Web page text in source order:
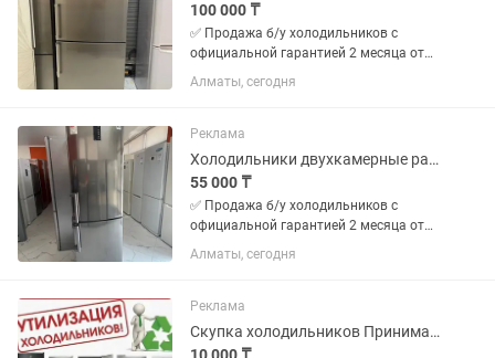
100 000 ₸
✅ Продажа б/у холодильников с
официальной гарантией 2 месяца от
магазина и мастера с более чем 10
летним опытом работы. Все
Цены от 50000 в зависимости от
модели...
Алматы, сегодня
Реклама
Холодильники двухкамерные разные
55 000 ₸
✅ Продажа б/у холодильников с
официальной гарантией 2 месяца от
магазина и мастера с более чем 10
летним опытом работы. Все
Цены от 50000 в зависимости от
модели...
Алматы, сегодня
Реклама
Скупка холодильников Принимаем Холодильники